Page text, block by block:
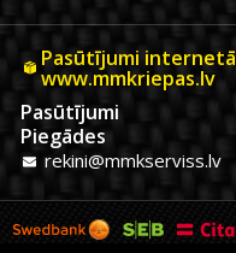
Pasūtījumi internetā
www.mmkriepas.lv
Pasūtījumi
Piegādes
rekini@mmkserviss.lv